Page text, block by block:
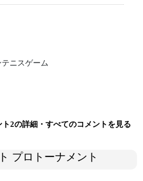
ニスゲーム
2の詳細・すべてのコメントを見る
プロトーナメント